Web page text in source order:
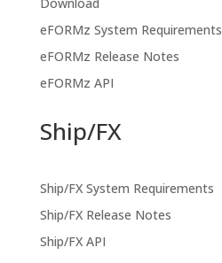
Download
eFORMz System Requirements
eFORMz Release Notes
eFORMz API
Ship/FX
Ship/FX System Requirements
Ship/FX Release Notes
Ship/FX API